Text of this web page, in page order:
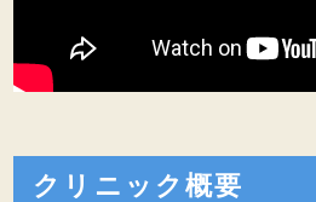
クリニック概要